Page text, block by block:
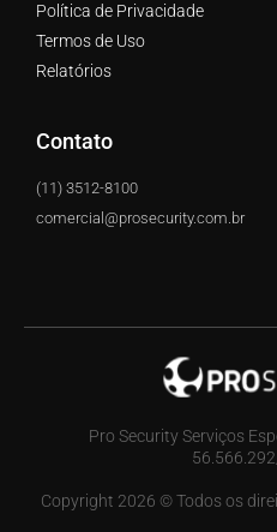
Política de Privacidade
Termos de Uso
Relatórios
Contato
(11) 3512-8100
comercial@prosecurity.com.br
Pro Security Serviços
Copyright 2026 © Todos os